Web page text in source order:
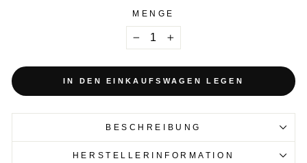
MENGE
IN DEN EINKAUFSWAGEN LEGEN
BESCHREIBUNG
HERSTELLERINFORMATION